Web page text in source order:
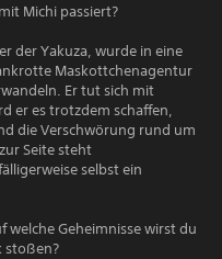
Michi passiert?
der Yakuza, wurde in eine
Maskottchenagentur
Er tut sich mit
er es trotzdem schaffen,
die Verschwörung rund um
Seite steht
selbst ein
welche Geheimnisse wirst du
stoßen?